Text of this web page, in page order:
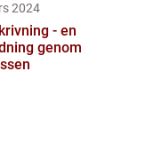
2024
- en
genom